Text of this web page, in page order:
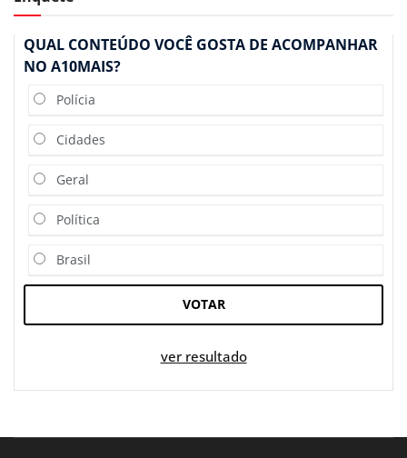
QUAL CONTEÚDO VOCÊ GOSTA DE ACOMPANHAR
NO A10MAIS?
Polícia
Cidades
Geral
Política
Brasil
VOTAR
ver resultado